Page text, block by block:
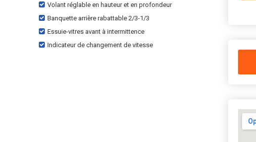
Volant réglable en hauteur et en profondeur
Banquette arrière rabattable 2/3-1/3
Essuie-vitres avant à intermittence
Indicateur de changement de vitesse